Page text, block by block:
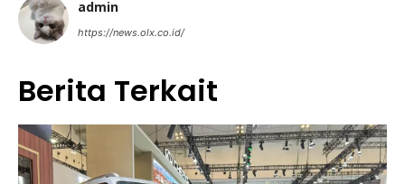
admin
https://news.olx.co.id/
Berita Terkait